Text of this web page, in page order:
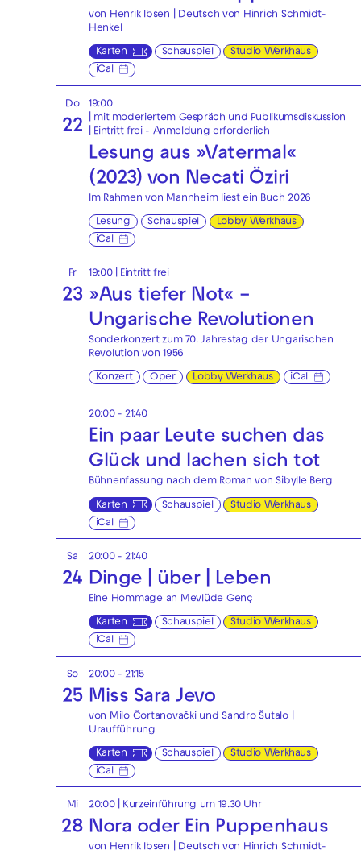
von Henrik Ibsen | Deutsch von Hinrich Schmidt-
Henkel
Karten Schauspiel
Studio Werkhaus
iCal
Do
22
19:00
| mit moderiertem Gespräch und Publikumsdiskussion
Eintritt frei - Anmeldung erforderlich
Lesung aus »Vatermal«
(2023) von Necati Öziri
Im Rahmen von Mannheim liest ein Buch 2026
Lesung Schauspiel
Lobby Werkhaus
iCal
Fr
23
19:00| Eintritt frei
»Aus tiefer Not« –
Ungarische Revolutionen
Sonderkonzert zum 70. Jahrestag der Ungarischen
Revolution von 1956
Konzert Oper Lobby Werkhaus iCal
20:00 - 21:40
Ein paar Leute suchen das
Glück und lachen sich tot
Bühnenfassung nach dem Roman von Sibylle Berg
Karten Schauspiel
Studio Werkhaus
iCal
Sa
24
20:00 - 21:40
Dinge | über | Leben
Eine Hommage an Mevlüde Genç
Karten Schauspiel
Studio Werkhaus
iCal
So
25
20:00 - 21:15
Miss Sara Jevo
von Milo Čortanovački und Sandro Šutalo |
Uraufführung
Karten Schauspiel
Studio Werkhaus
iCal
Mi
28
20:00 | Kurzeinführung um 19.30 Uhr
Nora oder Ein Puppenhaus
von Henrik Ibsen | Deutsch von Hinrich Schmidt-